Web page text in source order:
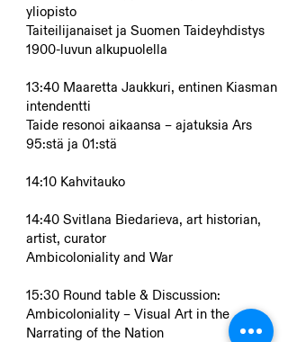
yliopisto
Taiteilijanaiset ja Suomen Taideyhdistys
1900-luvun alkupuolella
13:40 Maaretta Jaukkuri, entinen Kiasman
intendentti
Taide resonoi aikaansa – ajatuksia Ars
95:stä ja 01:stä
14:10 Kahvitauko
14:40 Svitlana Biedarieva, art historian,
artist, curator
Ambicoloniality and War
15:30 Round table & Discussion:
Ambicoloniality – Visual Art in the
Narrating of the Nation